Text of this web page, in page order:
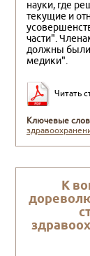
науки, где
текущие и
части".
должны были
медики".
Читать
Ключевые
К